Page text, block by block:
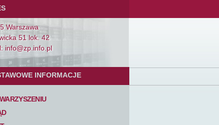
Warszawa
51 lok. 42
info@zp.info.pl
INFORMACJE